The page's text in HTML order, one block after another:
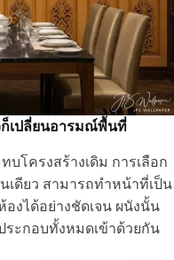
ก็เปลี่ยนอารมณ์พื้นที่
บโครงสร้างเดิม การเลือก
เดียว สามารถทำหน้าที่เป็น
งได้อย่างชัดเจน ผนังนั้น
ระกอบทั้งหมดเข้าด้วยกัน